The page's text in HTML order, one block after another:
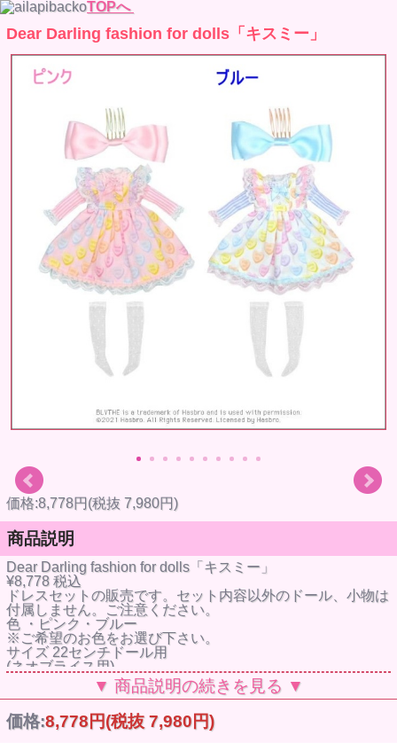
TOPへ
Dear Darling fashion for dolls「キスミー」
価格:8,778円(税抜 7,980円)
商品説明
Dear Darling fashion for dolls「キスミー」
¥8,778 税込
ドレスセットの販売です。セット内容以外のドール、小物は
付属しません。ご注意ください。
色 ・ピンク・ブルー
※ご希望のお色をお選び下さい。
サイズ 22センチドール用
(ネオブライス用)
セット内容 ブラウス
ジャンパースカート
ソックス
リボン
▼ 商品説明の続きを見る ▼
価格:8,778円(税抜 7,980円)